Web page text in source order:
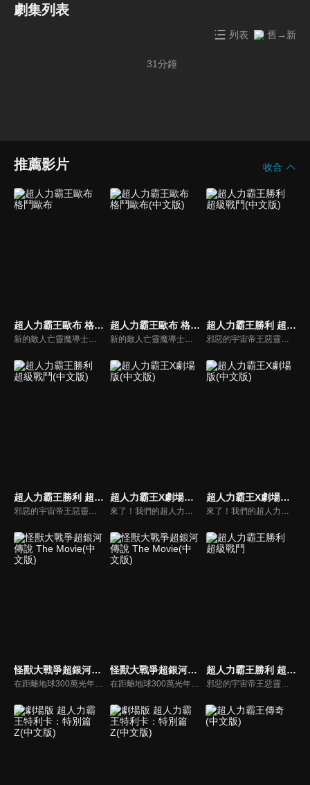
劇集列表
列表 舊→新
31分鐘
推薦影片 收合
超人力霸王歐布 格鬥歐布
新的敵人亡靈魔導士雷巴托斯，操縱著怪獸們的怨靈，企圖支配整個宇宙。歐布和傑洛還有光之國的宇宙警備隊的勇士們為了對抗他，一同聯手出擊！在戰鬥中，歐布在七號和傑洛的特訓下，得到了新的力量。他們是否能阻止雷巴托斯的野心呢！？
超人力霸王歐布 格鬥歐布(中文版)
新的敵人亡靈魔導士雷巴托斯，操縱著怪獸們的怨靈，企圖支配整個宇宙。歐布和傑洛還有光之國的宇宙警備隊的勇士們為了對抗他，一同聯手出擊！在戰鬥中，歐布在七號和傑洛的特訓下，得到了新的力量。他們是否能阻止雷巴托斯的野心呢！？
超人力霸王勝利 超級戰鬥(中文版)
邪惡的宇宙帝王惡靈宙達即將從次元監獄逃脫！為了阻止帝王逃脫、拯救銀河系，超級英雄─超人勝利需要新的秘密武器，那就是劍與笛的混合體–騎士劍笛！ 超人勝利的騎士劍笛所奏出的旋律，能否阻止惡靈宙達及他的怪獸軍團摧毀一切？
超人力霸王勝利 超級戰鬥(中文版)
邪惡的宇宙帝王惡靈宙達即將從次元監獄逃脫！為了阻止帝王逃脫、拯救銀河系，超級英雄─超人勝利需要新的秘密武器，那就是劍與笛的混合體–騎士劍笛！ 超人勝利的騎士劍笛所奏出的旋律，能否阻止惡靈宙達及他的怪獸軍團摧毀一切？
超人力霸王X劇場版(中文版)
來了！我們的超人力霸王
超人力霸王X劇場版(中文版)
來了！我們的超人力霸王
怪獸大戰爭超銀河傳說 The Movie(中文版) 怪獸大戰爭超銀河傳說 The Movie(中文版)
在距離地球300萬光年以外的，是超人力霸王戰士們的故鄉「M78星雲光之國」， 而想要以黑暗覆蓋這閃亮光輝的邪惡戰士-超人力霸王貝利亞卻復活了！隨著超人力霸王戰士一個個倒下！曾經的強敵怪獸們也陸續回歸，全宇宙的危機迫近！滿身創傷的超人力霸王一行人，究竟能不能打倒怪獸軍團，奪回銀河之光呢？
超人力霸王勝利 超級戰鬥
邪惡的宇宙帝王惡靈宙達即將從次元監獄逃脫！為了阻止帝王逃脫、拯救銀河系，超級英雄─超人勝利需要新的秘密武器，那就是劍與笛的混合體–騎士劍笛！ 超人勝利的騎士劍笛所奏出的旋律，能否阻止惡靈宙達及他的怪獸軍團摧毀一切？